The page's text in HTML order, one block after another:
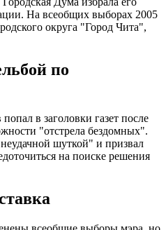
На всеобщих выборах 2005
округа "Город Чита",
по
в заголовки газет после
"отстрела бездомных".
шуткой" и призвал
на поиске решения